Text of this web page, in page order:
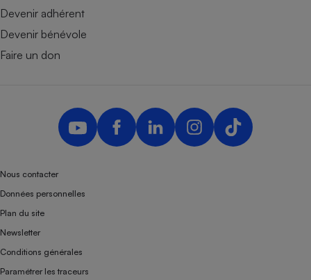
Devenir adhérent
Devenir bénévole
Faire un don
Nous contacter
Données personnelles
Plan du site
Newsletter
Conditions générales
Paramétrer les traceurs